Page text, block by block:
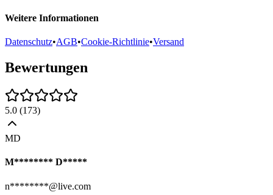
Weitere Informationen
Datenschutz•AGB•Cookie-Richtlinie•Versand
Bewertungen
5.0 (173)
MD
M******** D*****
n********@live.com